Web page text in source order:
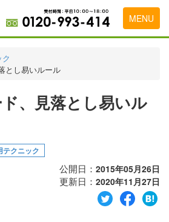
MENU
考えの方
とし易いルール
、見落とし易いル
テクニック
公開日： 2015年05月26日
更新日： 2020年11月27日